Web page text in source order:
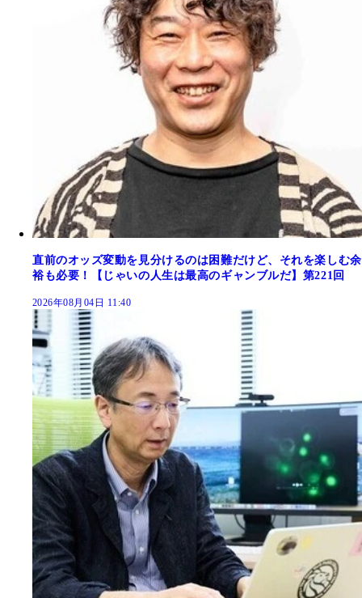
直前のオッズ変動を見分けるのは困難だけど、それを楽しむ余
裕も必要！【じゃいの人生は最高のギャンブルだ】第221回
2026年08月04日 11:40